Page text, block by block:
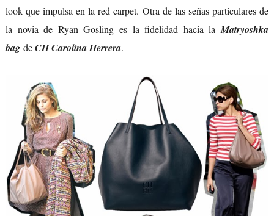
look que impulsa en la red carpet. Otra de las señas particulares de
la novia de Ryan Gosling es la fidelidad hacia laMatryoshka
bagdeCH Carolina Herrera.